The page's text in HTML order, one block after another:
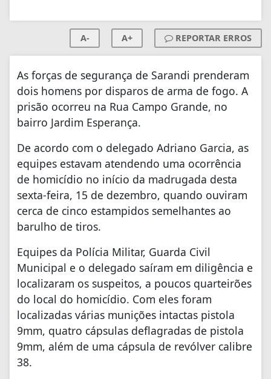
A- A+ REPORTAR ERROS
As forças de segurança de Sarandi prenderam
dois homens por disparos de arma de fogo. A
prisão ocorreu na Rua Campo Grande, no
bairro Jardim Esperança.
De acordo com o delegado Adriano Garcia, as
equipes estavam atendendo uma ocorrência
de homicídio no início da madrugada desta
sexta-feira, 15 de dezembro, quando ouviram
cerca de cinco estampidos semelhantes ao
barulho de tiros.
Equipes da Polícia Militar, Guarda Civil
Municipal e o delegado saíram em diligência e
localizaram os suspeitos, a poucos quarteirões
do local do homicídio. Com eles foram
localizadas várias munições intactas pistola
9mm, quatro cápsulas deflagradas de pistola
9mm, além de uma cápsula de revólver calibre
38.